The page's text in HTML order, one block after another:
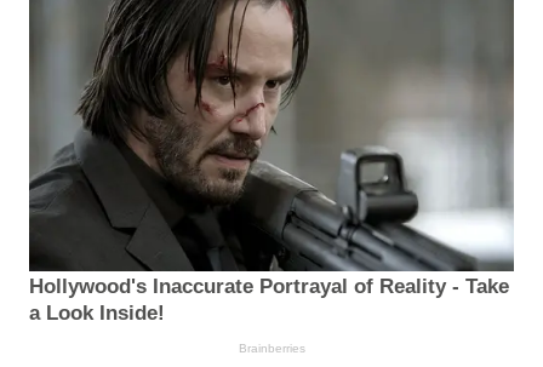
Hollywood's Inaccurate Portrayal of Reality - Take
a Look Inside!
Brainberries